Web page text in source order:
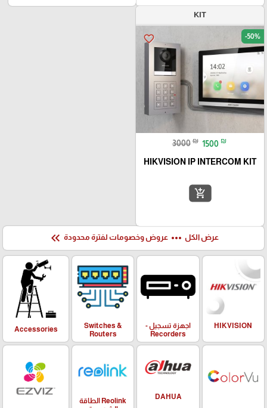
KIT
favorite_border -50%
3000 ₪ 1500 ₪
HIKVISION IP INTERCOM KIT
add_shopping_cart
عرض الكل more_horiz عروض وخصومات لفترة محدودة keyboard_double_arrow_left
HIKVISION
اجهزة تسجيل -
Recorders
Switches &
Routers
Accessories
DAHUA
Reolink الطاقة